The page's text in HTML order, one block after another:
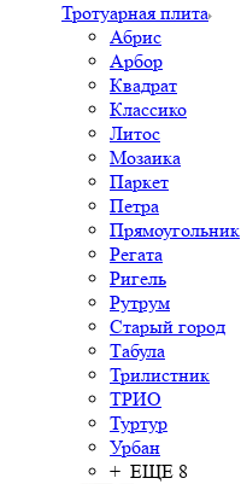
Тротуарная плита
Абрис
Арбор
Квадрат
Классико
Литос
Мозаика
Паркет
Петра
Прямоугольник
Регата
Ригель
Рутрум
Старый город
Табула
Трилистник
ТРИО
Туртур
Урбан
+ ЕЩЕ 8